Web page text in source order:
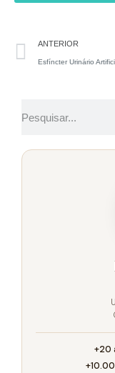
ANTERIOR
+20